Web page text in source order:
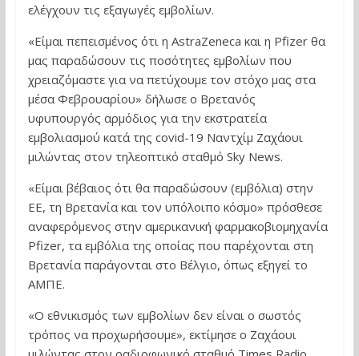
ελέγχουν τις εξαγωγές εμβολίων.
«Είμαι πεπεισμένος ότι η AstraZeneca και η Pfizer θα
μας παραδώσουν τις ποσότητες εμβολίων που
χρειαζόμαστε για να πετύχουμε τον στόχο μας στα
μέσα Φεβρουαρίου» δήλωσε ο Βρετανός
υφυπουργός αρμόδιος για την εκστρατεία
εμβολιασμού κατά της covid-19 Ναντχίμ Ζαχάουι
μιλώντας στον τηλεοπτικό σταθμό Sky News.
«Είμαι βέβαιος ότι θα παραδώσουν (εμβόλια) στην
ΕΕ, τη Βρετανία και τον υπόλοιπο κόσμο» πρόσθεσε
αναφερόμενος στην αμερικανική φαρμακοβιομηχανία
Pfizer, τα εμβόλια της οποίας που παρέχονται στη
Βρετανία παράγονται στο Βέλγιο, όπως εξηγεί το
ΑΜΠΕ.
«Ο εθνικισμός των εμβολίων δεν είναι ο σωστός
τρόπος να προχωρήσουμε», εκτίμησε ο Ζαχάουι